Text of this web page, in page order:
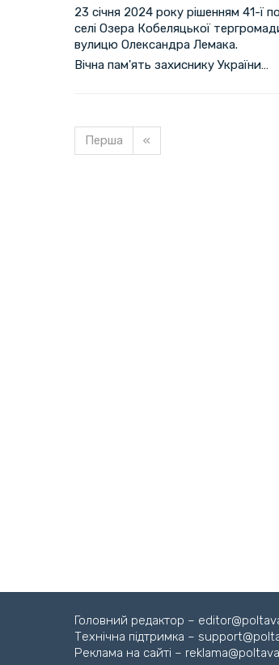
23 січня 2024 року рішенням 41-ї
селі Озера Кобеляцької
вулицю Олександра Лемака.
Вічна пам'ять захиснику України…
Перша «
Головний редактор –
Технічна підтримка –
Реклама на сайті –